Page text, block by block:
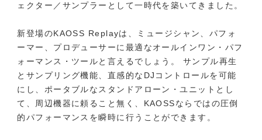
ェクター／サンプラーとして一時代を築いてきました。
新登場のKAOSS Replayは、ミュージシャン、パフォ
ーマー、プロデューサーに最適なオールインワン・パフ
ォーマンス・ツールと言えるでしょう。 サンプル再生
とサンプリング機能、直感的なDJコントロールを可能
にし、ポータブルなスタンドアローン・ユニットとし
て、周辺機器に頼ること無く、KAOSSならではの圧倒
的パフォーマンスを瞬時に行うことができます。